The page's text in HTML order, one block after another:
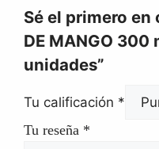
Sé el primero en
DE MANGO 300
unidades”
Tu calificación *
Tu reseña *